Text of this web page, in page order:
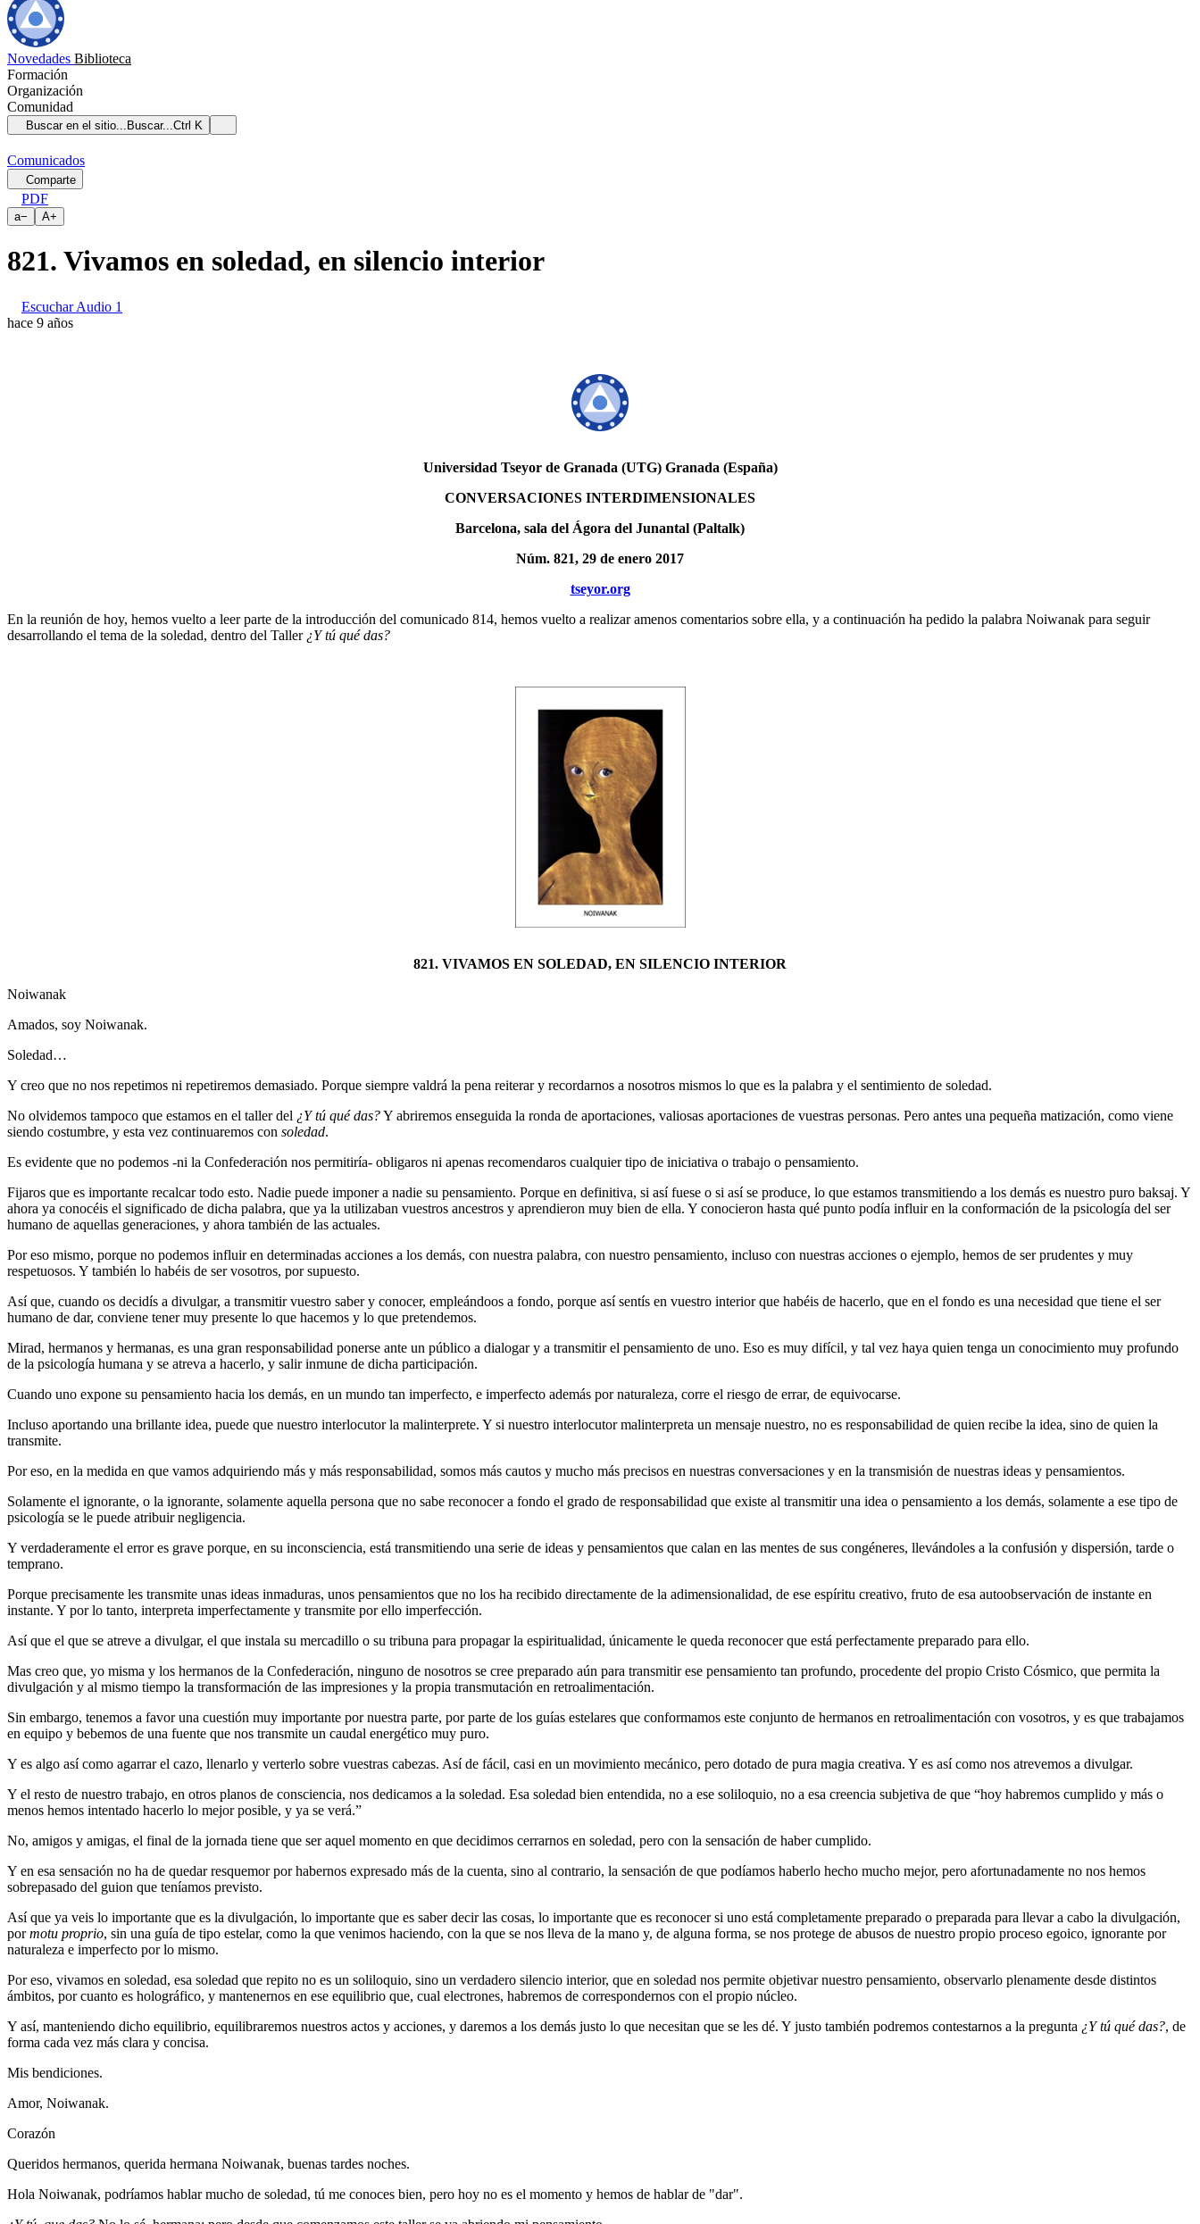
Novedades Biblioteca
Formación
Organización
Comunidad
Buscar en el sitio... Buscar...Ctrl K
Comunicados
Comparte
PDF
a− A+
821. Vivamos en soledad, en silencio interior
Escuchar Audio 1
hace 9 años
Universidad Tseyor de Granada (UTG) Granada (España)
CONVERSACIONES INTERDIMENSIONALES
Barcelona, sala del Ágora del Junantal (Paltalk)
Núm. 821, 29 de enero 2017
tseyor.org
En la reunión de hoy, hemos vuelto a leer parte de la introducción del comunicado 814, hemos vuelto a realizar amenos comentarios sobre ella, y a continuación ha pedido la palabra Noiwanak para seguir
desarrollando el tema de la soledad, dentro del Taller ¿Y tú qué das?
821. VIVAMOS EN SOLEDAD, EN SILENCIO INTERIOR
Noiwanak
Amados, soy Noiwanak.
Soledad…
Y creo que no nos repetimos ni repetiremos demasiado. Porque siempre valdrá la pena reiterar y recordarnos a nosotros mismos lo que es la palabra y el sentimiento de soledad.
No olvidemos tampoco que estamos en el taller del ¿Y tú qué das?Y abriremos enseguida la ronda de aportaciones, valiosas aportaciones de vuestras personas. Pero antes una pequeña matización, como viene
siendo costumbre, y esta vez continuaremos con soledad.
Es evidente que no podemos -ni la Confederación nos permitiría- obligaros ni apenas recomendaros cualquier tipo de iniciativa o trabajo o pensamiento.
Fijaros que es importante recalcar todo esto. Nadie puede imponer a nadie su pensamiento. Porque en definitiva, si así fuese o si así se produce, lo que estamos transmitiendo a los demás es nuestro puro baksaj. Y
ahora ya conocéis el significado de dicha palabra, que ya la utilizaban vuestros ancestros y aprendieron muy bien de ella. Y conocieron hasta qué punto podía influir en la conformación de la psicología del ser
humano de aquellas generaciones, y ahora también de las actuales.
Por eso mismo, porque no podemos influir en determinadas acciones a los demás, con nuestra palabra, con nuestro pensamiento, incluso con nuestras acciones o ejemplo, hemos de ser prudentes y muy
respetuosos. Y también lo habéis de ser vosotros, por supuesto.
Así que, cuando os decidís a divulgar, a transmitir vuestro saber y conocer, empleándoos a fondo, porque así sentís en vuestro interior que habéis de hacerlo, que en el fondo es una necesidad que tiene el ser
humano de dar, conviene tener muy presente lo que hacemos y lo que pretendemos.
Mirad, hermanos y hermanas, es una gran responsabilidad ponerse ante un público a dialogar y a transmitir el pensamiento de uno. Eso es muy difícil, y tal vez haya quien tenga un conocimiento muy profundo
de la psicología humana y se atreva a hacerlo, y salir inmune de dicha participación.
Cuando uno expone su pensamiento hacia los demás, en un mundo tan imperfecto, e imperfecto además por naturaleza, corre el riesgo de errar, de equivocarse.
Incluso aportando una brillante idea, puede que nuestro interlocutor la malinterprete. Y si nuestro interlocutor malinterpreta un mensaje nuestro, no es responsabilidad de quien recibe la idea, sino de quien la
transmite.
Por eso, en la medida en que vamos adquiriendo más y más responsabilidad, somos más cautos y mucho más precisos en nuestras conversaciones y en la transmisión de nuestras ideas y pensamientos.
Solamente el ignorante, o la ignorante, solamente aquella persona que no sabe reconocer a fondo el grado de responsabilidad que existe al transmitir una idea o pensamiento a los demás, solamente a ese tipo de
psicología se le puede atribuir negligencia.
Y verdaderamente el error es grave porque, en su inconsciencia, está transmitiendo una serie de ideas y pensamientos que calan en las mentes de sus congéneres, llevándoles a la confusión y dispersión, tarde o
temprano.
Porque precisamente les transmite unas ideas inmaduras, unos pensamientos que no los ha recibido directamente de la adimensionalidad, de ese espíritu creativo, fruto de esa autoobservación de instante en
instante. Y por lo tanto, interpreta imperfectamente y transmite por ello imperfección.
Así que el que se atreve a divulgar, el que instala su mercadillo o su tribuna para propagar la espiritualidad, únicamente le queda reconocer que está perfectamente preparado para ello.
Mas creo que, yo misma y los hermanos de la Confederación, ninguno de nosotros se cree preparado aún para transmitir ese pensamiento tan profundo, procedente del propio Cristo Cósmico, que permita la
divulgación y al mismo tiempo la transformación de las impresiones y la propia transmutación en retroalimentación.
Sin embargo, tenemos a favor una cuestión muy importante por nuestra parte, por parte de los guías estelares que conformamos este conjunto de hermanos en retroalimentación con vosotros, y es que trabajamos
en equipo y bebemos de una fuente que nos transmite un caudal energético muy puro.
Y es algo así como agarrar el cazo, llenarlo y verterlo sobre vuestras cabezas. Así de fácil, casi en un movimiento mecánico, pero dotado de pura magia creativa. Y es así como nos atrevemos a divulgar.
Y el resto de nuestro trabajo, en otros planos de consciencia, nos dedicamos a la soledad. Esa soledad bien entendida, no a ese soliloquio, no a esa creencia subjetiva de que “hoy habremos cumplido y más o
menos hemos intentado hacerlo lo mejor posible, y ya se verá.”
No, amigos y amigas, el final de la jornada tiene que ser aquel momento en que decidimos cerrarnos en soledad, pero con la sensación de haber cumplido.
Y en esa sensación no ha de quedar resquemor por habernos expresado más de la cuenta, sino al contrario, la sensación de que podíamos haberlo hecho mucho mejor, pero afortunadamente no nos hemos
sobrepasado del guion que teníamos previsto.
Así que ya veis lo importante que es la divulgación, lo importante que es saber decir las cosas, lo importante que es reconocer si uno está completamente preparado o preparada para llevar a cabo la divulgación,
pormotu proprio, sin una guía de tipo estelar, como la que venimos haciendo, con la que se nos lleva de la mano y, de alguna forma, se nos protege de abusos de nuestro propio proceso egoico, ignorante por
naturaleza e imperfecto por lo mismo.
Por eso, vivamos en soledad, esa soledad que repito no es un soliloquio, sino un verdadero silencio interior, que en soledad nos permite objetivar nuestro pensamiento, observarlo plenamente desde distintos
ámbitos, por cuanto es holográfico, y mantenernos en ese equilibrio que, cual electrones, habremos de correspondernos con el propio núcleo.
Y así, manteniendo dicho equilibrio, equilibraremos nuestros actos y acciones, y daremos a los demás justo lo que necesitan que se les dé. Y justo también podremos contestarnos a la pregunta ¿Y tú qué das?, de
forma cada vez más clara y concisa.
Mis bendiciones.
Amor, Noiwanak.
Corazón
Queridos hermanos, querida hermana Noiwanak, buenas tardes noches.
Hola Noiwanak, podríamos hablar mucho de soledad, tú me conoces bien, pero hoy no es el momento y hemos de hablar de "dar".